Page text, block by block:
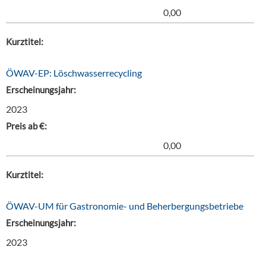
0,00
Kurztitel:
ÖWAV-EP: Löschwasserrecycling
Erscheinungsjahr:
2023
Preis ab €:
0,00
Kurztitel:
ÖWAV-UM für Gastronomie- und Beherbergungsbetriebe
Erscheinungsjahr:
2023